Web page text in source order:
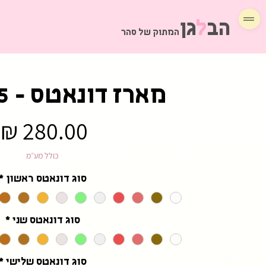
הבלגן המתוק של סהר
מארז דונאטס - 5 טעמים
כולל מע״מ
סוג דונאטס ראשון
סוג דונאטס שני *
סוג דונאטס שלישי